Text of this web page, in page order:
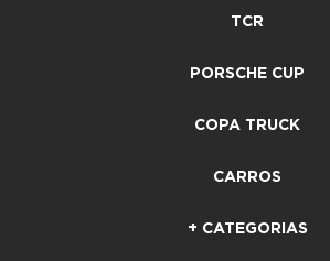
TCR
PORSCHE CUP
COPA TRUCK
CARROS
+ CATEGORIAS